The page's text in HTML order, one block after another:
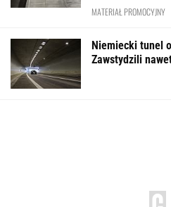
MATERIAŁ PROMOCYJNY
Niemiecki tunel
Zawstydzili